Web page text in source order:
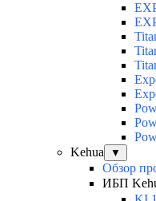
Kehua
▼
Обзор
ИБП